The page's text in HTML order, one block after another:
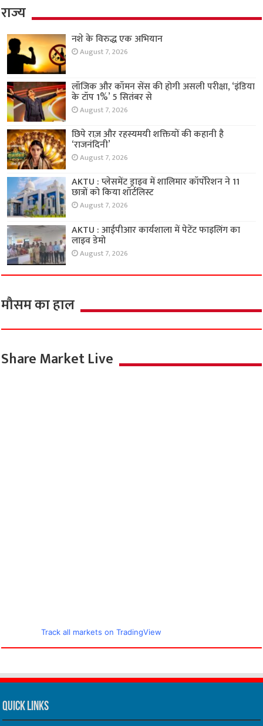
राज्य
नशे के विरुद्ध एक अभियान
August 7, 2026
लॉजिक और कॉमन सेंस की होगी असली परीक्षा, ‘इंडिया
के टॉप 1%’ 5 सितंबर से
August 7, 2026
छिपे राज़ और रहस्यमयी शक्तियों की कहानी है
‘राजनंदिनी’
August 7, 2026
AKTU : प्लेसमेंट ड्राइव में शालिमार कॉर्पोरेशन ने 11
छात्रों को किया शॉर्टलिस्ट
August 7, 2026
AKTU : आईपीआर कार्यशाला में पेटेंट फाइलिंग का
लाइव डेमो
August 7, 2026
मौसम का हाल
Share Market Live
Track all markets on TradingView
Quick Links